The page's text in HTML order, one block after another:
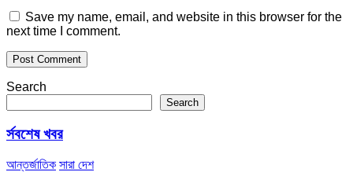
Save my name, email, and website in this browser for the
next time I comment.
Search
Search
র্সবশেষ খবর
আন্তর্জাতিক সারা দেশ